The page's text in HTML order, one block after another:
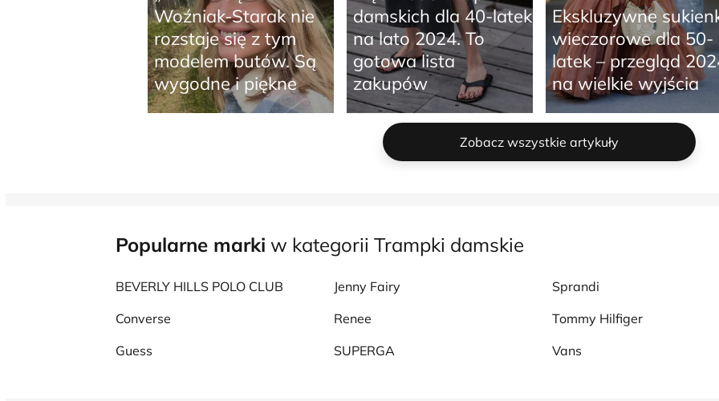
Woźniak-Starak nie
rozstaje się z tym
modelem butów. Są
wygodne i piękne
damskich dla 40-latek
na lato 2024. To
gotowa lista
zakupów
Ekskluzywne
wieczorowe dla 50-
latek – przegląd
na wielkie wyjścia
Zobacz wszystkie artykuły
Popularne marki w kategorii Trampki damskie
BEVERLY HILLS POLO CLUB
Converse
Guess
Jenny Fairy
Renee
SUPERGA
Sprandi
Tommy Hilfiger
Vans